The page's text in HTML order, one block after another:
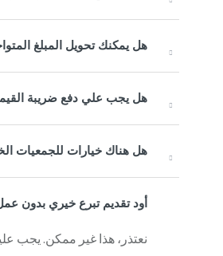
هل يمكنك تحويل المبلغ
هل يجب علي دفع ضريبة
هل هناك خيارات للجمعيات
أود تقديم تبرع خيري بدون
نعتذر، هذا غير ممكن. يجب